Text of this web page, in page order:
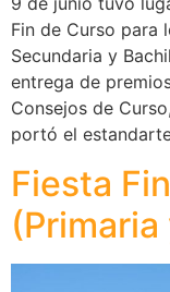
Fin de Curso para
Secundaria y
entrega de
Consejos de
portó el
Fiesta
(Primaria